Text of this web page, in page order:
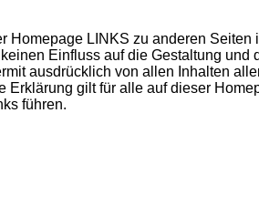
Homepage LINKS zu anderen Seiten
keinen Einfluss auf die Gestaltung und
ausdrücklich von allen Inhalten
gilt für alle auf dieser
führen.